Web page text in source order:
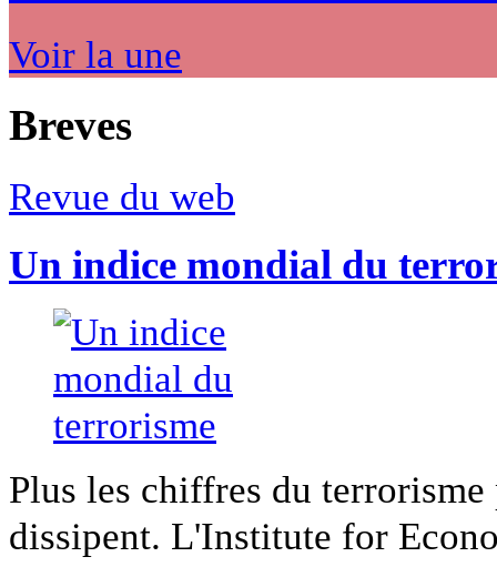
Voir la une
Breves
Revue du web
Un indice mondial du
Plus les chiffres du
dissipent. L'Institute for